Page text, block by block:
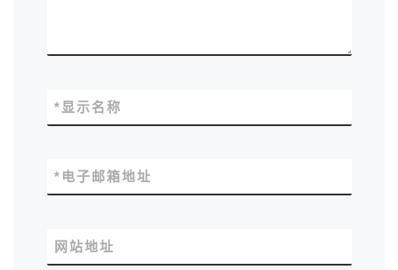
显示名称
*
电子邮箱地址
*
网站地址